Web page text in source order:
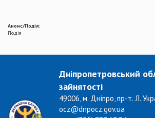
Анонс/Подія:
Подія
Дніпропетровський
зайнятості
49006, м. Дніпро, пр-т. Л.
ocz@dnpocz.gov.ua